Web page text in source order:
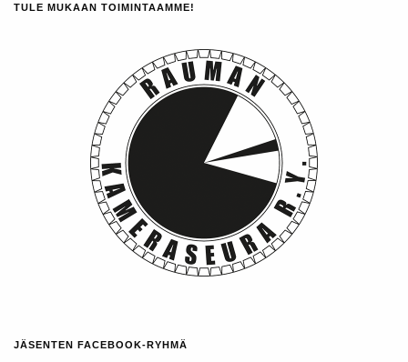
TULE MUKAAN TOIMINTAAMME!
JÄSENTEN FACEBOOK-RYHMÄ